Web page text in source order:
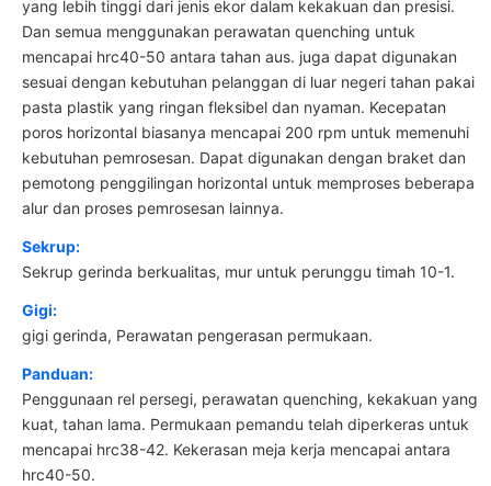
yang lebih tinggi dari jenis ekor dalam kekakuan dan presisi.
Dan semua menggunakan perawatan quenching untuk
mencapai hrc40-50 antara tahan aus. juga dapat digunakan
sesuai dengan kebutuhan pelanggan di luar negeri tahan pakai
pasta plastik yang ringan fleksibel dan nyaman. Kecepatan
poros horizontal biasanya mencapai 200 rpm untuk memenuhi
kebutuhan pemrosesan. Dapat digunakan dengan braket dan
pemotong penggilingan horizontal untuk memproses beberapa
alur dan proses pemrosesan lainnya.
Sekrup:
Sekrup gerinda berkualitas, mur untuk perunggu timah 10-1.
Gigi:
gigi gerinda, Perawatan pengerasan permukaan.
Panduan:
Penggunaan rel persegi, perawatan quenching, kekakuan yang
kuat, tahan lama. Permukaan pemandu telah diperkeras untuk
mencapai hrc38-42. Kekerasan meja kerja mencapai antara
hrc40-50.